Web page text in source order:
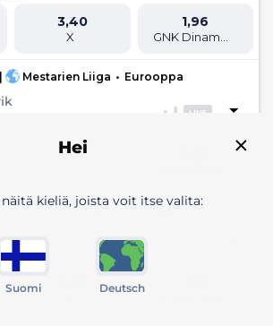
X
3,40 1,96
Mestarien Liiga • Eurooppa
LIVE
3,60
Mestarien Liiga •Eurooppa
Hei
kieliä, joista voit itse valita:
Suomi Deutsch